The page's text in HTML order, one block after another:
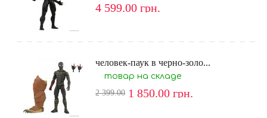
4 599.00 грн.
человек-паук в черно-золо...
товар на складе
2 399.00 1 850.00 грн.